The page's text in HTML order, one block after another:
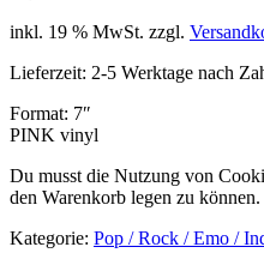
inkl. 19 % MwSt. zzgl.
Lieferzeit: 2-5 Werktage nach
Format: 7″
PINK vinyl
Du musst die Nutzung von
den Warenkorb legen zu können.
Kategorie: Pop / Rock / Emo /